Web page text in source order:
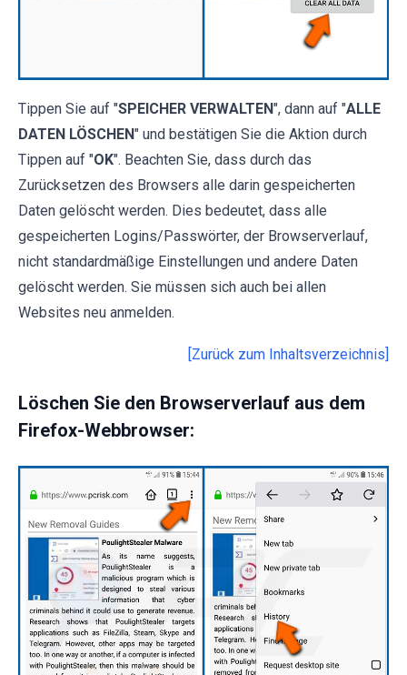
Tippen Sie auf "SPEICHER VERWALTEN", dann auf "ALLE
DATEN LÖSCHEN" und bestätigen Sie die Aktion durch
Tippen auf "OK". Beachten Sie, dass durch das
Zurücksetzen des Browsers alle darin gespeicherten
Daten gelöscht werden. Dies bedeutet, dass alle
gespeicherten Logins/Passwörter, der Browserverlauf,
nicht standardmäßige Einstellungen und andere Daten
gelöscht werden. Sie müssen sich auch bei allen
Websites neu anmelden.
[Zurück zum Inhaltsverzeichnis]
Löschen Sie den Browserverlauf aus dem
Firefox-Webbrowser: